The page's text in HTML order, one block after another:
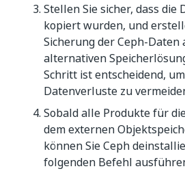
Stellen Sie sicher, dass die
kopiert wurden, und
Sicherung der Ceph-Daten
alternativen
Schritt ist entscheidend,
Datenverluste zu
Sobald alle Produkte für
dem externen
können Sie Ceph
folgenden Befehl